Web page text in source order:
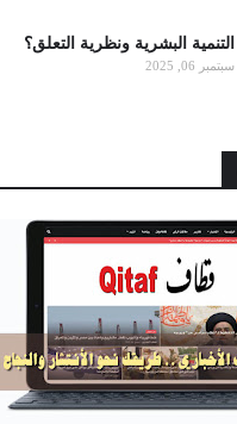
التنمية البشرية ونظرية التعلق؟
سبتمبر 06, 2025